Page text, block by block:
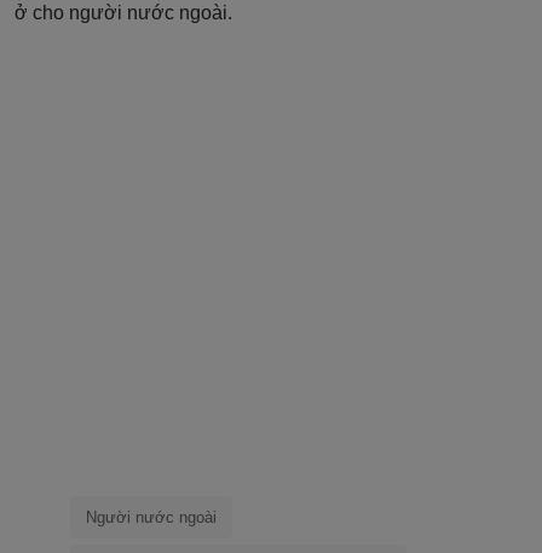
ở cho người nước ngoài.
Người nước ngoài